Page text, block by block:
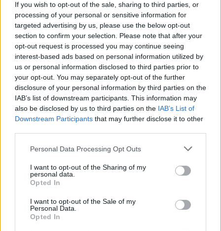
If you wish to opt-out of the sale, sharing to third parties, or
processing of your personal or sensitive information for
targeted advertising by us, please use the below opt-out
section to confirm your selection. Please note that after your
opt-out request is processed you may continue seeing
interest-based ads based on personal information utilized by
us or personal information disclosed to third parties prior to
your opt-out. You may separately opt-out of the further
disclosure of your personal information by third parties on the
IAB’s list of downstream participants. This information may
also be disclosed by us to third parties on the IAB’s List of
Downstream Participants that may further disclose it to other
Personal Data Processing Opt Outs
I want to opt-out of the Sharing of my
personal data.
Opted In
I want to opt-out of the Sale of my
Personal Data.
Opted In
Mas y Cristina Salvador realizó un enérgico ejercicio al
compás de la pieza “Samsara”, que ya utilizaron el año
pasado en el Mundial de Barcelona.